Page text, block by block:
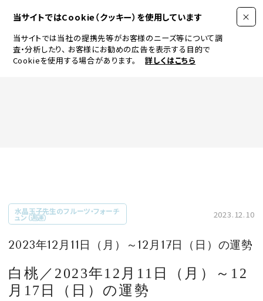
当サイトではCookie（クッキー）を使用しています
当サイトでは当社の提携先等がお客様のニーズ等について調
査・分析したり、 お客様にお勧めの広告を表示する目的で
Cookieを使用する場合があります。
詳しくはこちら
JEWELRY & WATCH
CULTURE
水晶玉子先生のフルーツ・フォーチ
ュン（週運） 2023.12.10
2023年12月11日（月）～12月17日（日）の運勢
白桃／2023年12月11日（月）～12
月17日（日）の運勢